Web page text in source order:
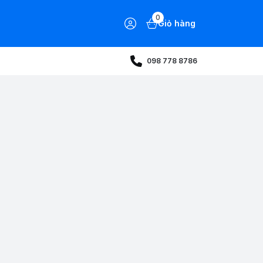
0
Giỏ hàng
098 778 8786